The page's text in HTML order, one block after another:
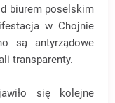
biurem poselskim
w Chojnie
są antyrządowe
transparenty.
się kolejne